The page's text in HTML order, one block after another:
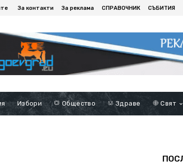
За контакти За реклама СПРАВОЧНИК СЪБИТИЯ
Избори Общество Здраве Свят